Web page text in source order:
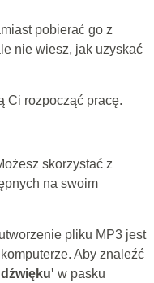
pobierać go z
nie wiesz, jak uzyskać
Ci rozpocząć pracę.
skorzystać z
na swoim
pliku MP3 jest
Aby znaleźć
w pasku